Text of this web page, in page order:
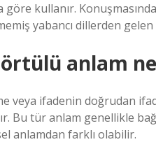
göre kullanır.
yabancı dillerden
anlam
veya ifadenin doğrudan
Bu tür anlam genellikle
anlamdan farklı olabilir.